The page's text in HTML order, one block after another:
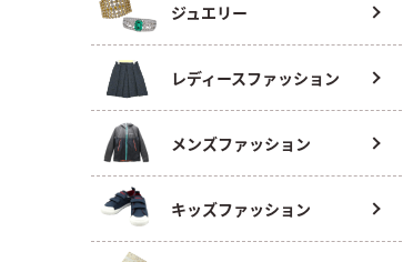
ジュエリー
レディースファッション
メンズファッション
キッズファッション